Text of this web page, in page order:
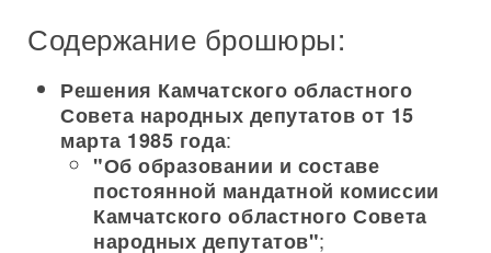
Содержание брошюры:
Решения Камчатского областного
Совета народных депутатов от 15
марта 1985 года:
"Об образовании и составе
постоянной мандатной комиссии
Камчатского областного Совета
народных депутатов";